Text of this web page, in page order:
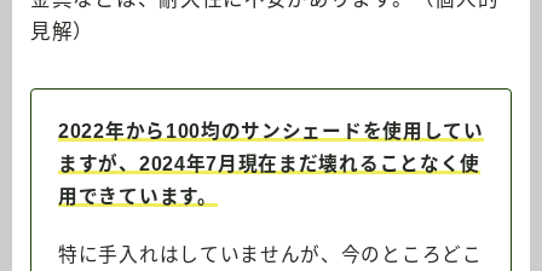
見解）
2022年から100均のサンシェードを使用してい
ますが、2024年7月現在まだ壊れることなく使
用できています。
特に手入れはしていませんが、今のところどこ